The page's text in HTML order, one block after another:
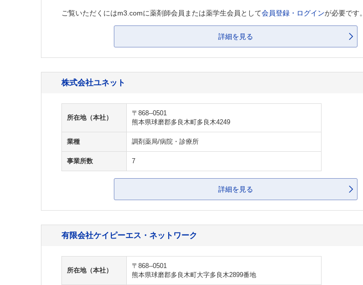
ご覧いただくにはm3.comに薬剤師会員または薬学生会員として会員登録・ログインが必要です。
詳細を見る
株式会社ユネット
所在地（本社）
〒868--0501
熊本県球磨郡多良木町多良木4249
業種 調剤薬局/病院・診療所
事業所数 7
詳細を見る
有限会社ケイピーエス・ネットワーク
所在地（本社）
〒868--0501
熊本県球磨郡多良木町大字多良木2899番地